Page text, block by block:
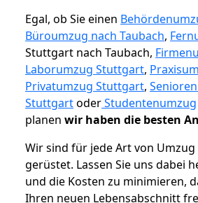
Egal, ob Sie einen
Büroumzug nach Taubach,
Stuttgart nach Taubach,
Laborumzug Stuttgart,
Privatumzug Stuttgart,
StuttgartoderStudentenumzug
planen wir haben die besten
Wir sind für jede Art von Umzug
gerüstet. Lassen Sie uns dabei
und die Kosten zu minimieren,
Ihren neuen Lebensabschnitt